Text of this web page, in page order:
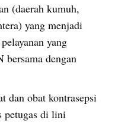
yang menjadi
yang
dengan
dan obat kontrasepsi
petugas di lini